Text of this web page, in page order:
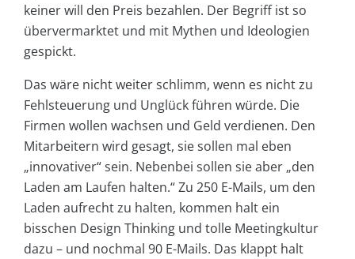
keiner will den Preis bezahlen. Der Begriff ist so
übervermarktet und mit Mythen und Ideologien
gespickt.
Das wäre nicht weiter schlimm, wenn es nicht zu
Fehlsteuerung und Unglück führen würde. Die
Firmen wollen wachsen und Geld verdienen. Den
Mitarbeitern wird gesagt, sie sollen mal eben
„innovativer“ sein. Nebenbei sollen sie aber „den
Laden am Laufen halten.“ Zu 250 E-Mails, um den
Laden aufrecht zu halten, kommen halt ein
bisschen Design Thinking und tolle Meetingkultur
dazu – und nochmal 90 E-Mails. Das klappt halt